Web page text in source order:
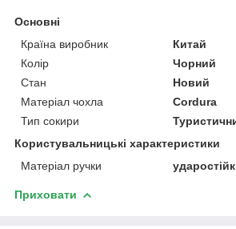
Основні
Країна виробник
Китай
Колір
Чорний
Стан
Новий
Матеріал чохла
Cordura
Тип сокири
Користувальницькі характеристики
Матеріал ручки
Приховати